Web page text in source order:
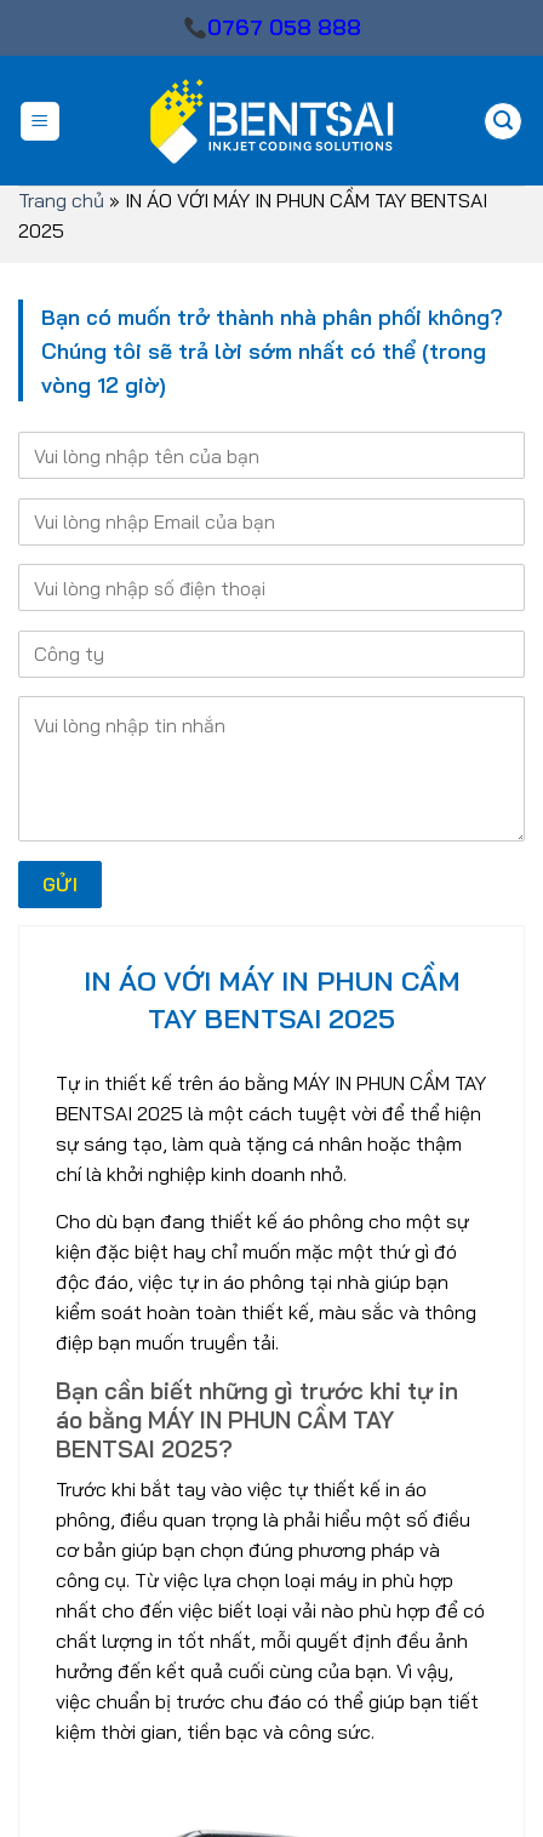
0767 058 888
Trang chủ » IN ÁO VỚI MÁY IN PHUN CẦM TAY BENTSAI
2025
Bạn có muốn trở thành nhà phân phối không?
Chúng tôi sẽ trả lời sớm nhất có thể (trong
vòng 12 giờ)
IN ÁO VỚI MÁY IN PHUN CẦM
TAY BENTSAI 2025
Tự in thiết kế trên áo bằng MÁY IN PHUN CẦM TAY
BENTSAI 2025 là một cách tuyệt vời để thể hiện
sự sáng tạo, làm quà tặng cá nhân hoặc thậm
chí là khởi nghiệp kinh doanh nhỏ.
Cho dù bạn đang thiết kế áo phông cho một sự
kiện đặc biệt hay chỉ muốn mặc một thứ gì đó
độc đáo, việc tự in áo phông tại nhà giúp bạn
kiểm soát hoàn toàn thiết kế, màu sắc và thông
điệp bạn muốn truyền tải.
Bạn cần biết những gì trước khi tự in
áo bằng MÁY IN PHUN CẦM TAY
BENTSAI 2025?
Trước khi bắt tay vào việc tự thiết kế in áo
phông, điều quan trọng là phải hiểu một số điều
cơ bản giúp bạn chọn đúng phương pháp và
công cụ. Từ việc lựa chọn loại máy in phù hợp
nhất cho đến việc biết loại vải nào phù hợp để có
chất lượng in tốt nhất, mỗi quyết định đều ảnh
hưởng đến kết quả cuối cùng của bạn. Vì vậy,
việc chuẩn bị trước chu đáo có thể giúp bạn tiết
kiệm thời gian, tiền bạc và công sức.